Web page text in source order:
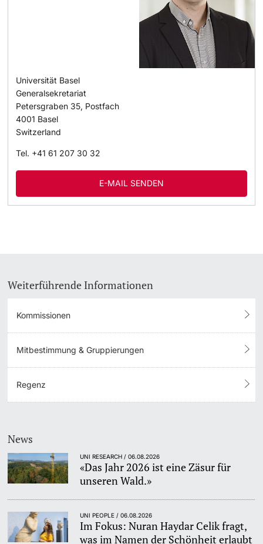
Universität Basel
Generalsekretariat
Petersgraben 35, Postfach
4001 Basel
Switzerland
Tel. +41 61 207 30 32
E-MAIL SENDEN
Weiterführende Informationen
Kommissionen
Mitbestimmung & Gruppierungen
Regenz
News
UNI RESEARCH / 06.08.2026
«Das Jahr 2026 ist eine Zäsur für
unseren Wald.»
UNI PEOPLE / 06.08.2026
Im Fokus: Nuran Haydar Celik fragt,
was im Namen der Schönheit erlaubt